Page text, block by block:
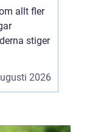
allt fler
stiger
2026